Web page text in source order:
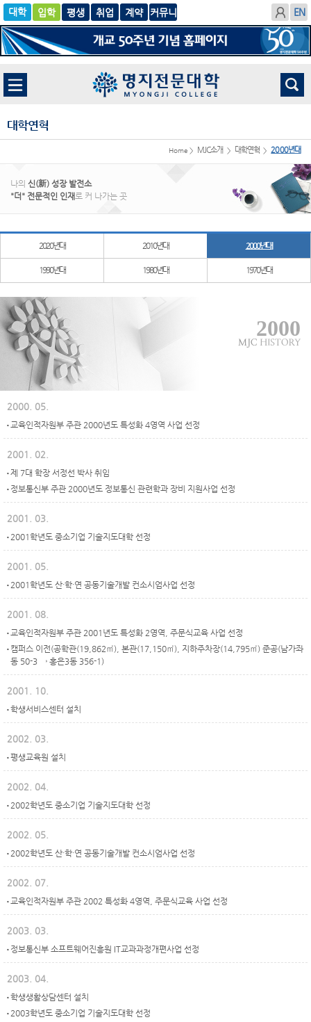
입학
글로
벌
평생 취업
계
약
대학연혁
Home > MJC소개 > 대학연혁 > 2000년대
나의 신(新) 성장 발전소
"더" 전문적인 인재로 커 나가는 곳
2020년대 2010년대 2000년대
1990년대 1980년대 1970년대
2000
2000. 05.
교육인적자원부 주관 2000년도 특성화 4영역 사업 선정
2001. 02.
제 7대 학장 서정선 박사 취임
정보통신부 주관 2000년도 정보통신 관련학과 장비 지원사업 선정
2001. 03.
2001학년도 중소기업 기술지도대학 선정
2001. 05.
2001학년도 산·학·연 공동기술개발 컨소시엄사업 선정
2001. 08.
교육인적자원부 주관 2001년도 특성화 2영역, 주문식교육 사업 선정
캠퍼스 이전(공학관(19,862㎡), 본관(17,150㎡), 지하주차장(14,795㎡) 준공(남가좌
동 50-3 → 홍은3동 356-1)
2001. 10.
학생서비스센터 설치
2002. 03.
평생교육원 설치
2002. 04.
2002학년도 중소기업 기술지도대학 선정
2002. 05.
2002학년도 산·학·연 공동기술개발 컨소시엄사업 선정
2002. 07.
교육인적자원부 주관 2002 특성화 4영역, 주문식교육 사업 선정
2003. 03.
정보통신부 소프트웨어진흥원 IT교과과정개편사업 선정
2003. 04.
학생생활상담센터 설치
2003학년도 중소기업 기술지도대학 선정